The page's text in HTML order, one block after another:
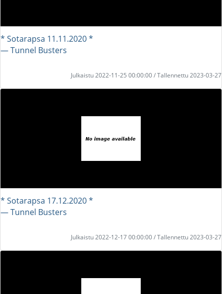
* Sotarapsa 11.11.2020 *
― Tunnel Busters
Julkaistu 2022-11-25 00:00:00 / Tallennettu 2023-03-27
* Sotarapsa 17.12.2020 *
― Tunnel Busters
Julkaistu 2022-12-17 00:00:00 / Tallennettu 2023-03-27